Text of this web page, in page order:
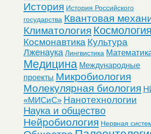
История История Российского
государства Квантовая
Климатология Космология
Космонавтика Культура
Лженаука Лингвистика
Медицина Международные
проекты Микробиология
Молекулярная биология
«МИСиС» Нанотехнологии
Наука и общество
Нейробиология Нервная